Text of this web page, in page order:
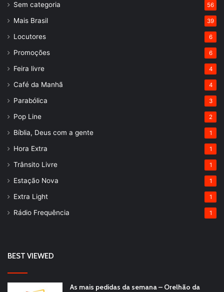
Sem categoria 56
Mais Brasil 39
Locutores 6
Promoções 6
Feira livre 4
Café da Manhã 4
Parabólica 3
Pop Line 2
Bíblia, Deus com a gente 1
Hora Extra 1
Trânsito Livre 1
Estação Nova 1
Extra Light 1
Rádio Frequência 1
BEST VIEWED
As mais pedidas da semana – Orelhão da